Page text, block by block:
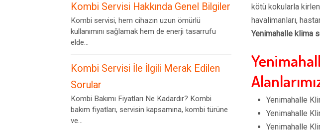
kötü kokularla
havalimanları,
Yenimahalle klima
Yenimahalle
Yenimahalle
Yenimahalle
Kombi Servisi Hakkında Genel Bilgiler
Kombi servisi, hem cihazın uzun ömürlü
kullanımını sağlamak hem de enerji tasarrufu
elde...
Kombi Servisi İle İlgili Merak Edilen
Sorular
Kombi Bakımı Fiyatları Ne Kadardır? Kombi
bakım fiyatları, servisin kapsamına, kombi türüne
ve...